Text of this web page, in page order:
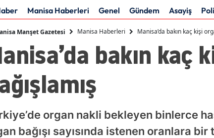
Manisa Haberleri Genel Gündem Asayiş
Manşet Gazetesi Manisa Haberleri Manisa’da bakın kaç kişi
bakın kaç
organ nakli bekleyen binlerce
bağışı sayısında istenen oranlara